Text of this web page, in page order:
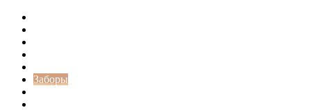
Заборы